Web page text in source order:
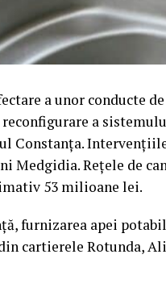
a unor conducte
a
Constanța.
Medgidia. Rețele de
53 milioane lei.
furnizarea apei
cartierele Rotunda,